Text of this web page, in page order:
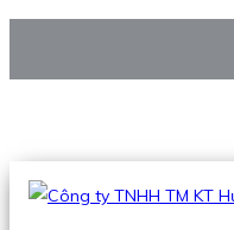
Hotline:0938 906 663